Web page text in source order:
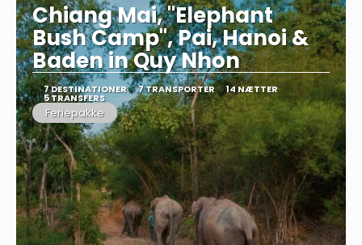
Chiang Mai, "Elephant
Bush Camp", Pai, Hanoi &
Baden in Quy Nhon
7 DESTINATIONER 7 TRANSPORTER 14 NÆTTER
5 TRANSFERS
Feriepakke